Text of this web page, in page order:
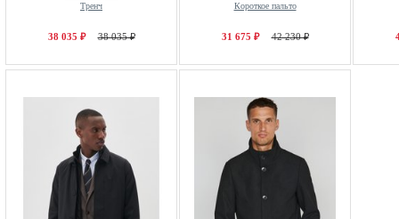
Тренч
38 035 ₽ 38 035 ₽
Короткое пальто
31 675 ₽ 42 230 ₽